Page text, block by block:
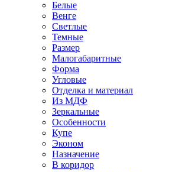
Белые
Венге
Светлые
Темные
Размер
Малогабаритные
Форма
Угловые
Отделка и материал
Из МДФ
Зеркальные
Особенности
Купе
Эконом
Назначение
В коридор